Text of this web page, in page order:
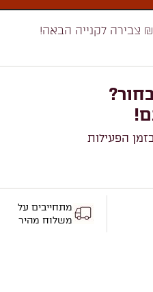
₪ צבירה לקנייה הבאה!
הפעילות
מתחייבים על
משלוח מהיר